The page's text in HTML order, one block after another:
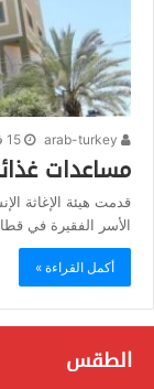
15 فبراير، 2022
مساعدات
الأسر الفقيرة في
أكمل القراءة »
الطقس